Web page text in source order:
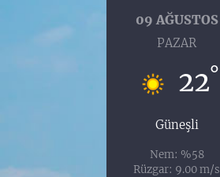
09 AĞUSTOS
PAZAR
22°
Güneşli
Nem: %58
Rüzgar: 9.00 m/s